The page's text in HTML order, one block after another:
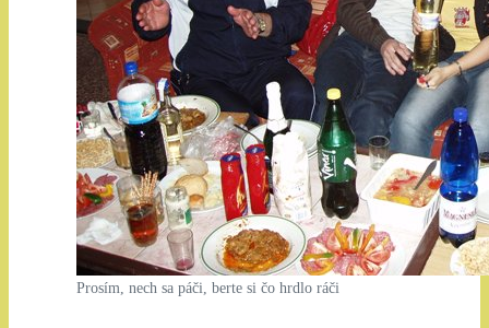
Prosím, nech sa páči, berte si čo hrdlo ráči